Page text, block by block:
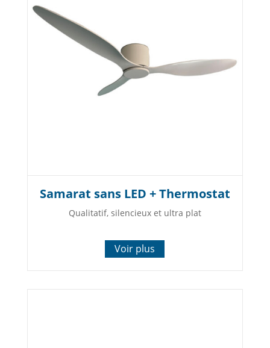
Samarat sans LED + Thermostat
Qualitatif, silencieux et ultra plat
Voir plus